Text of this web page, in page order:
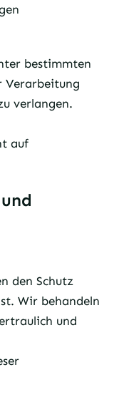
bestimmten
Verarbeitung
verlangen.
auf
den Schutz
Wir behandeln
und